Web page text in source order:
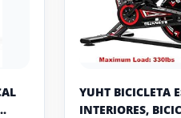
YUHT BICICLETA
INTERIORES,